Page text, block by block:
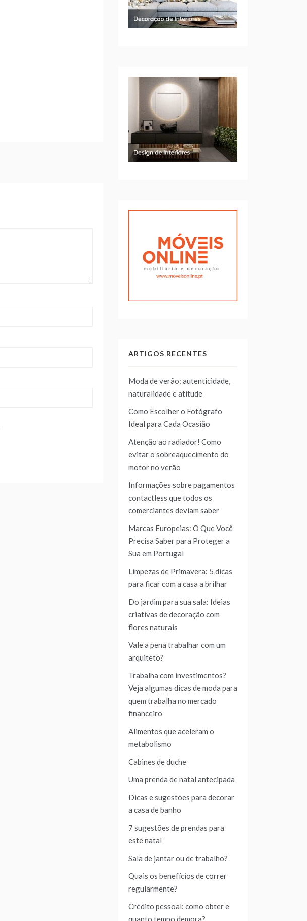
ARTIGOS RECENTES
Moda de verão: autenticidade,
naturalidade e atitude
Como Escolher o Fotógrafo
Ideal para Cada Ocasião
Atenção ao radiador! Como
evitar o sobreaquecimento do
motor no verão
Informações sobre pagamentos
contactless que todos os
comerciantes deviam saber
Marcas Europeias: O Que Você
Precisa Saber para Proteger a
Sua em Portugal
Limpezas de Primavera: 5 dicas
para ficar com a casa a brilhar
Do jardim para sua sala: Ideias
criativas de decoração com
flores naturais
Vale a pena trabalhar com um
arquiteto?
Trabalha com investimentos?
Veja algumas dicas de moda para
quem trabalha no mercado
financeiro
Alimentos que aceleram o
metabolismo
Cabines de duche
Uma prenda de natal antecipada
Dicas e sugestões para decorar
a casa de banho
7 sugestões de prendas para
este natal
Sala de jantar ou de trabalho?
Quais os benefícios de correr
regularmente?
Crédito pessoal: como obter e
quanto tempo demora?